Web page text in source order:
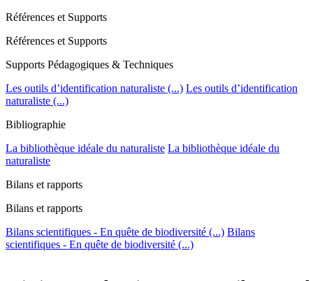
Références et Supports
Références et Supports
Supports Pédagogiques & Techniques
Les outils d’identification naturaliste (...) Les outils d’identification
naturaliste (...)
Bibliographie
La bibliothèque idéale du naturaliste La bibliothèque idéale du
naturaliste
Bilans et rapports
Bilans et rapports
Bilans scientifiques - En quête de biodiversité (...) Bilans
scientifiques - En quête de biodiversité (...)